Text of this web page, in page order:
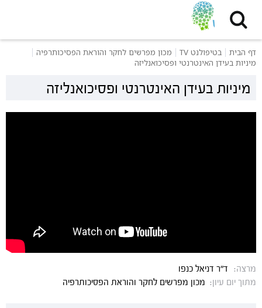
דף הבית בטיפולנט TV
מכון מפרשים לחקר והוראת הפסיכותרפיה
מיניות בעידן האינטרנטי ופסיכואנליזה
מיניות בעידן האינטרנטי ופסיכואנליזה
מרצה:
ד"ר דניאל כנפו
מתוך יום עיון: מכון מפרשים לחקר והוראת הפסיכותרפיה